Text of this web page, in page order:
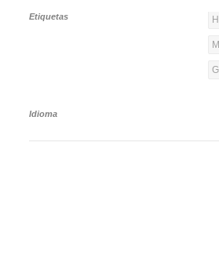
Etiquetas
Idioma